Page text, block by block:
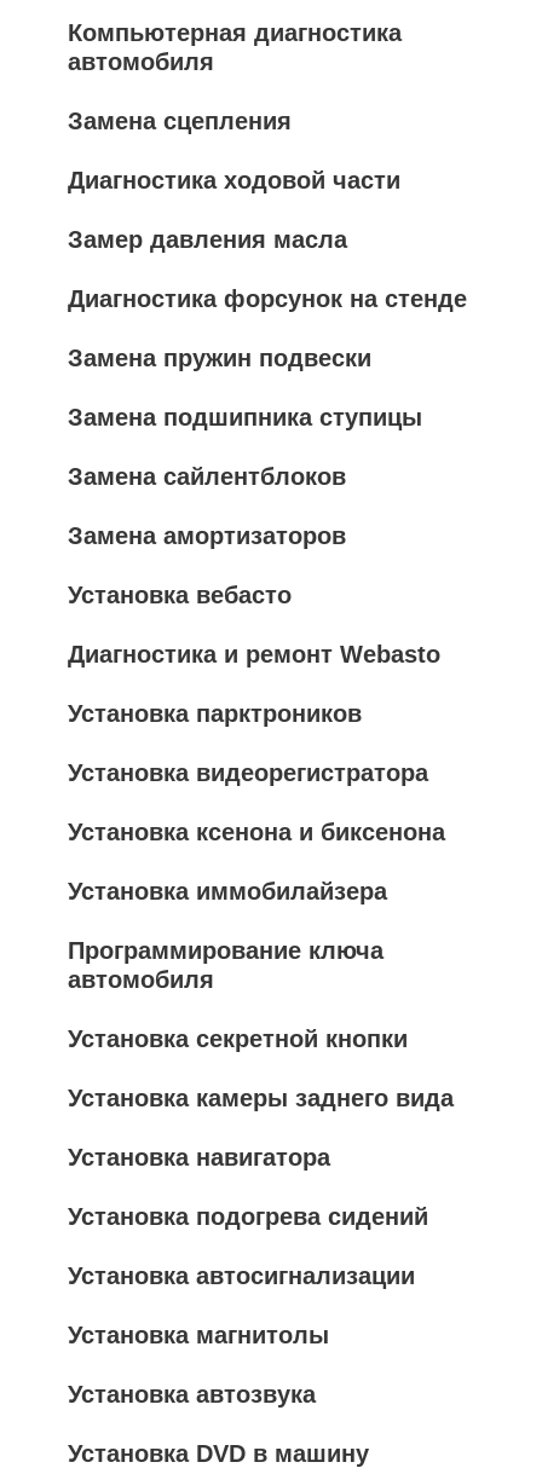
Компьютерная диагностика
автомобиля
Замена сцепления
Диагностика ходовой части
Замер давления масла
Диагностика форсунок на стенде
Замена пружин подвески
Замена подшипника ступицы
Замена сайлентблоков
Замена амортизаторов
Установка вебасто
Диагностика и ремонт Webasto
Установка парктроников
Установка видеорегистратора
Установка ксенона и биксенона
Установка иммобилайзера
Программирование ключа
автомобиля
Установка секретной кнопки
Установка камеры заднего вида
Установка навигатора
Установка подогрева сидений
Установка автосигнализации
Установка магнитолы
Установка автозвука
Установка DVD в машину